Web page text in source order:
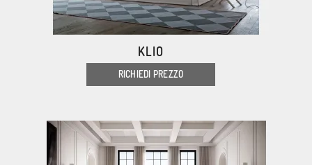
KLIO
RICHIEDI PREZZO